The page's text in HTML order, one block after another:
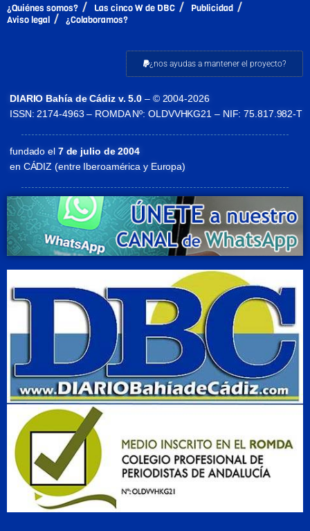
¿Quiénes somos? Las cinco W de DBC
Publicidad
Aviso legal
¿Colaboramos?
¿nos ayudas a mantener el proyecto?
DIARIO Bahía de Cádiz v. 5.0 – © 2004-2026
ISSN: 2174-4963 – ROMDA Nº: OLDVVHKG21 – NIF: 75.817.982-T
fundado el7 de julio de 2004
en CÁDIZ (entre Iberoamérica y Europa)